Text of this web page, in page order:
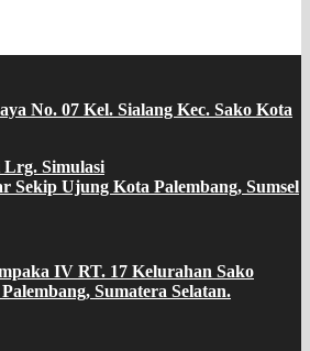
No. 07 Kel. Sialang Kec. Sako Kota
Simulasi
Sekip Ujung Kota Palembang, Sumsel
IV RT. 17 Kelurahan Sako
Sumatera Selatan.